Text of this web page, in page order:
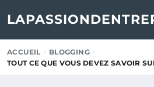
ACCUEIL
BLOGGING
TOUT CE QUE VOUS DEVEZ SAVOIR